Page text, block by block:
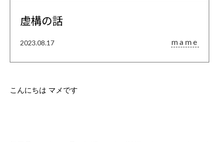
虚構の話
2023.08.17 mame
こんにちは マメです